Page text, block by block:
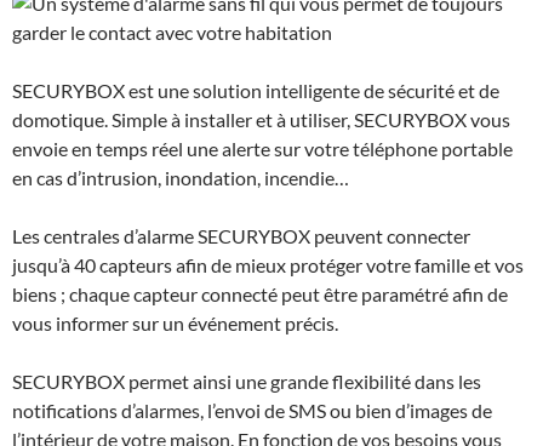
SECURYBOXest une solution intelligente de sécurité et de
domotique. Simple à installer et à utiliser, SECURYBOXvous
envoie en temps réel une alerte sur votre téléphone portable
en cas d’intrusion, inondation, incendie…
Les centrales d’alarme SECURYBOX peuvent connecter
jusqu’à 40 capteurs afin de mieux protéger votre famille et vos
biens ; chaque capteur connecté peut être paramétré afin de
vous informer sur un événement précis.
SECURYBOX permet ainsi une grande flexibilité dans les
notifications d’alarmes, l’envoi de SMS ou bien d’images de
l’intérieur de votre maison. En fonction de vos besoins vous